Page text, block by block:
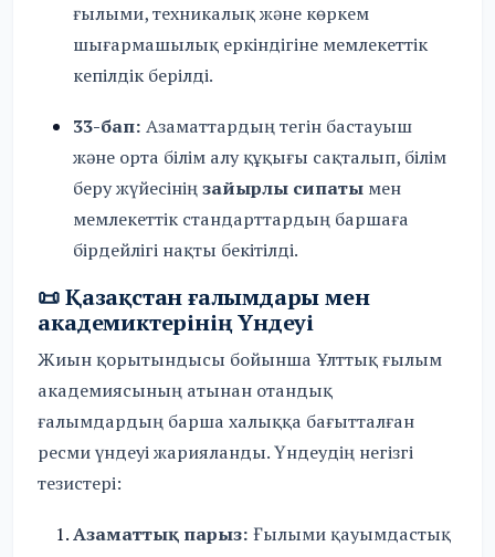
ғылыми, техникалық және көркем
шығармашылық еркіндігіне мемлекеттік
кепілдік берілді.
33-бап: Азаматтардың тегін бастауыш
және орта білім алу құқығы сақталып, білім
беру жүйесініңзайырлы сипаты мен
мемлекеттік стандарттардың баршаға
бірдейлігі нақты бекітілді.
📜 Қазақстан ғалымдары мен
академиктерінің Үндеуі
Жиын қорытындысы бойынша Ұлттық ғылым
академиясының атынан отандық
ғалымдардың барша халыққа бағытталған
ресми үндеуі жарияланды. Үндеудің негізгі
тезистері:
Азаматтық парыз: Ғылыми қауымдастық